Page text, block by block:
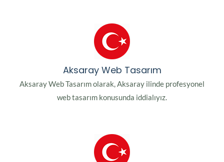
Aksaray Web Tasarım
Aksaray Web Tasarım olarak, Aksaray ilinde profesyonel
web tasarım konusunda iddialıyız.